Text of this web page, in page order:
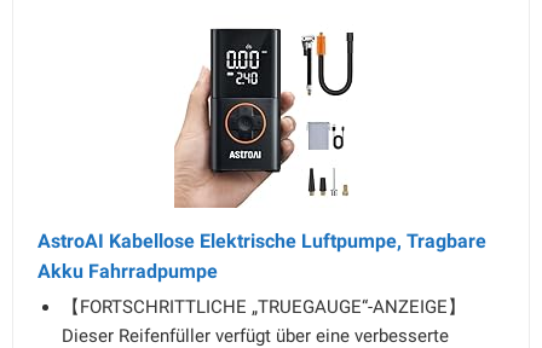
AstroAI Kabellose Elektrische Luftpumpe, Tragbare
Akku Fahrradpumpe
【FORTSCHRITTLICHE „TRUEGAUGE“-ANZEIGE】
Dieser Reifenfüller verfügt über eine verbesserte